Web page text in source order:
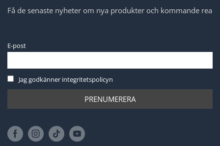
Få de senaste nyheter om nya produkter och kommande rea
E-post
Jag godkänner integritetspolicyn